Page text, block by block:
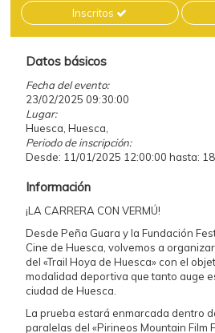
Inscritos
Datos básicos
Fecha del evento:
23/02/2025 09:30:00
Lugar:
Huesca, Huesca,
Periodo de inscripción:
Desde: 11/01/2025 12:00:00 hasta:
Información
¡LA CARRERA CON VERMÚ!
Desde Peña Guara y la Fundación
Cine de Huesca, volvemos a
del «Trail Hoya de Huesca» con el
modalidad deportiva que tanto auge
ciudad de Huesca.
La prueba estará enmarcada dentro
paralelas del «Pirineos Mountain Film